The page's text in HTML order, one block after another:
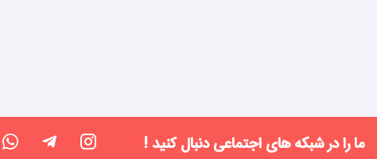
ما را در شبکه های اجتماعی دنبال کنید !